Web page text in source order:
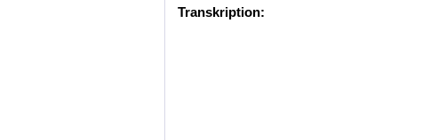
Transkription: